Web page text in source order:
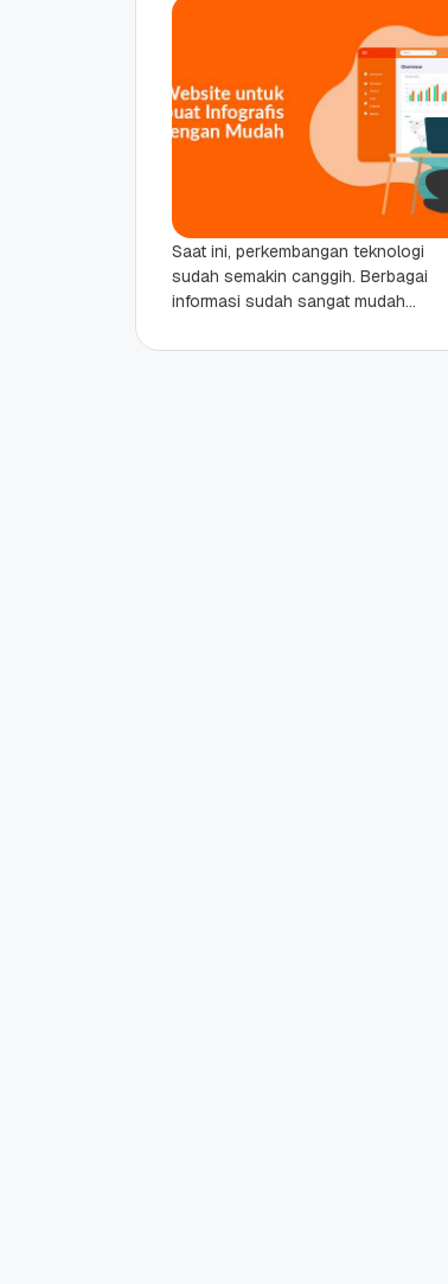
Saat ini, perkembangan teknologi
sudah semakin canggih. Berbagai
informasi sudah sangat mudah
detik. Misalnya saja dengan adanya